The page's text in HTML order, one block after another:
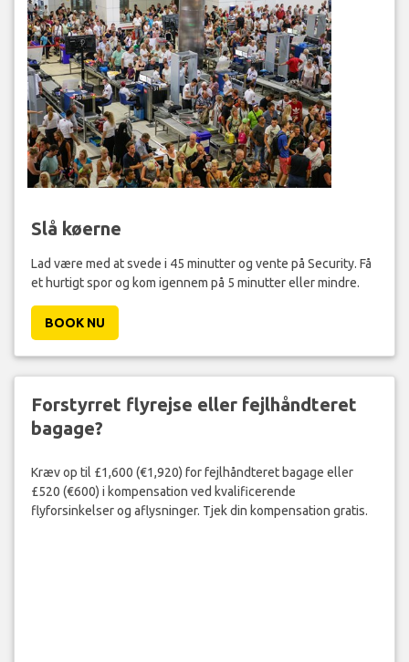
Slå køerne
Lad være med at svede i 45 minutter og vente på Security. Få
et hurtigt spor og kom igennem på 5 minutter eller mindre.
BOOK NU
Forstyrret flyrejse eller fejlhåndteret
bagage?
Kræv op til £1,600 (€1,920) for fejlhåndteret bagage eller
£520 (€600) i kompensation ved kvalificerende
flyforsinkelser og aflysninger. Tjek din kompensation gratis.